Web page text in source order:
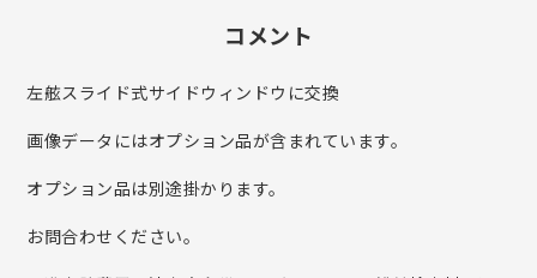
コメント
左舷スライド式サイドウィンドウに交換
画像データにはオプション品が含まれています。
オプション品は別途掛かります。
お問合わせください。